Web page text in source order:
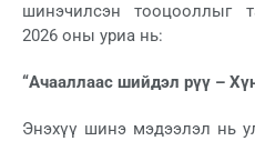
шинэчилсэн тооцооллыг
2026 оны уриа нь:
“Ачааллаас шийдэл рүү –
Энэхүү шинэ мэдээлэл нь